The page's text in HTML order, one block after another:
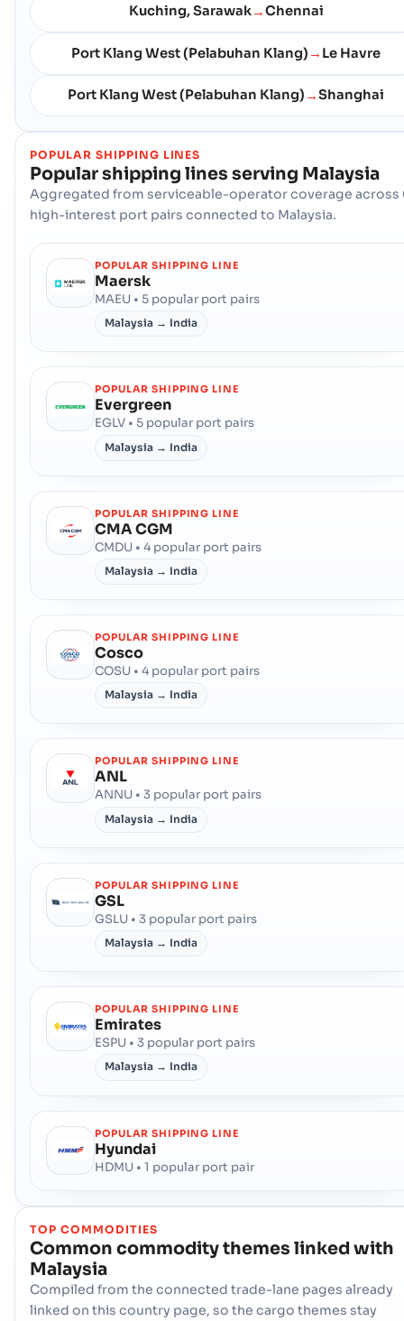
Kuching, Sarawak→Chennai
Port Klang West (Pelabuhan Klang) → Le Havre
Port Klang West (Pelabuhan Klang) →Shanghai
POPULAR SHIPPING LINES
Popular shipping lines serving Malaysia
Aggregated from serviceable-operator coverage across
high-interest port pairs connected to Malaysia.
POPULAR SHIPPING LINE
Maersk
MAEU • 5 popular port pairs
Malaysia → India
POPULAR SHIPPING LINE
Evergreen
EGLV • 5 popular port pairs
Malaysia → India
POPULAR SHIPPING LINE
CMA CGM
CMDU • 4 popular port pairs
Malaysia → India
POPULAR SHIPPING LINE
Cosco
COSU • 4 popular port pairs
Malaysia → India
POPULAR SHIPPING LINE
ANL
ANNU • 3 popular port pairs
Malaysia → India
POPULAR SHIPPING LINE
GSL
GSLU • 3 popular port pairs
Malaysia → India
POPULAR SHIPPING LINE
Emirates
ESPU • 3 popular port pairs
Malaysia → India
POPULAR SHIPPING LINE
Hyundai
HDMU • 1 popular port pair
TOP COMMODITIES
Common commodity themes linked with
Malaysia
Compiled from the connected trade-lane pages already
linked on this country page, so the cargo themes stay